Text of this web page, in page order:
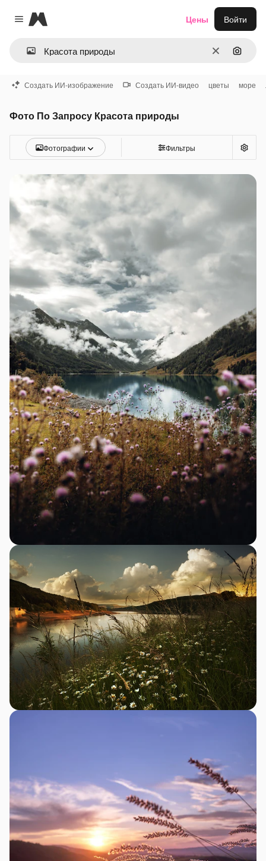
Close menu
Magnific
ОчиститьПоиск
Цены Войти
Создать ИИ-изображение Создать ИИ-видео цветы море
Фото По Запросу Красота природы
Фотографии Фильтры